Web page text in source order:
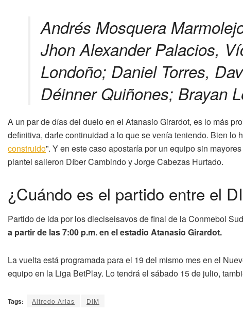
Andrés Mosquera
Jhon Alexander Palacios,
Londoño; Daniel Torres,
Déinner Quiñones; Brayan
A un par de días del duelo en el Atanasio Girardot, es lo más
definitiva, darle continuidad a lo que se venía teniendo. Bien lo
construido”. Y en este caso apostaría por un equipo sin
plantel salieron Díber Cambindo y Jorge Cabezas Hurtado.
¿Cuándo es el partido entre el
Partido de ida por los dieciseisavos de final de la Conmebol
a partir de las 7:00 p.m. en el estadio Atanasio Girardot.
La vuelta está programada para el 19 del mismo mes en el
equipo en la Liga BetPlay. Lo tendrá el sábado 15 de julio,
Tags: Alfredo Arias DIM